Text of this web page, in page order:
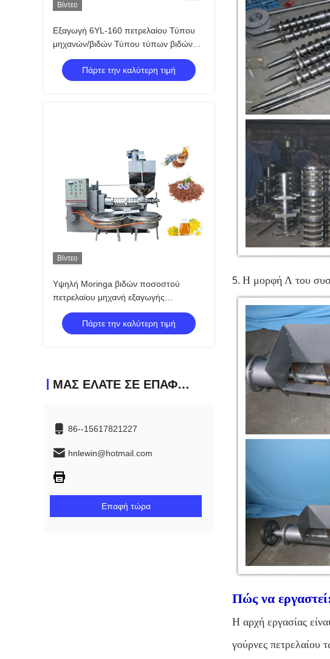
Βίντεο
Εξαγωγή 6YL-160 πετρελαίου Τύπου
μηχανών/βιδών Τύπου τύπων βιδών
υψηλής αποδοτικότητας
Πάρτε την καλύτερη τιμή
Βίντεο
Υψηλή Moringa βιδών ποσοστού
πετρελαίου μηχανή εξαγωγής
πετρελαίου σπόρου με τον τροφοδότη
ελαιοπυρήνωνΠάρτε την καλύτερη τιμή
ΜΑΣ ΕΛΆΤΕ ΣΕ ΕΠΑΦΉ ΜΕ
86--15617821227
hnlewin@hotmail.com
Επαφή τώρα
5. Η μορφή Λ του
Πώς να
Η αρχή εργασίας
γούρνες πετρελαίου